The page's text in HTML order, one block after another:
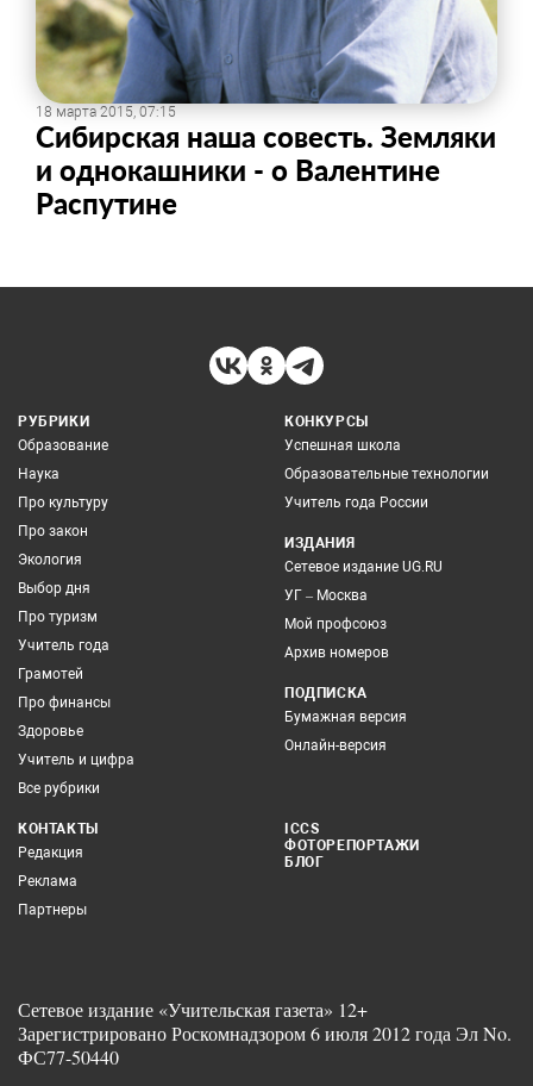
18 марта 2015, 07:15
Сибирская наша совесть. Земляки
и однокашники - о Валентине
Распутине
РУБРИКИ
Образование
Наука
Про культуру
Про закон
Экология
Выбор дня
Про туризм
Учитель года
Грамотей
Про финансы
Здоровье
Учитель и цифра
Все рубрики
КОНКУРСЫ
Успешная школа
Образовательные технологии
Учитель года России
ИЗДАНИЯ
Сетевое издание UG.RU
УГ – Москва
Мой профсоюз
Архив номеров
ПОДПИСКА
Бумажная версия
Онлайн-версия
КОНТАКТЫ
Редакция
Реклама
Партнеры
ICCS
ФОТОРЕПОРТАЖИ
БЛОГ
Сетевое издание «Учительская газета» 12+
Зарегистрировано Роскомнадзором 6 июля 2012 года Эл No.
ФС77-50440